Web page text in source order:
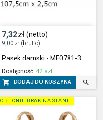
7,32zł (netto)
9,00 zł (brutto)
Pasek damski - MF0781-3
Dostępność: 42 szt.
 DODAJ DO KOSZYKA 
OBECNIE BRAK NA STANIE